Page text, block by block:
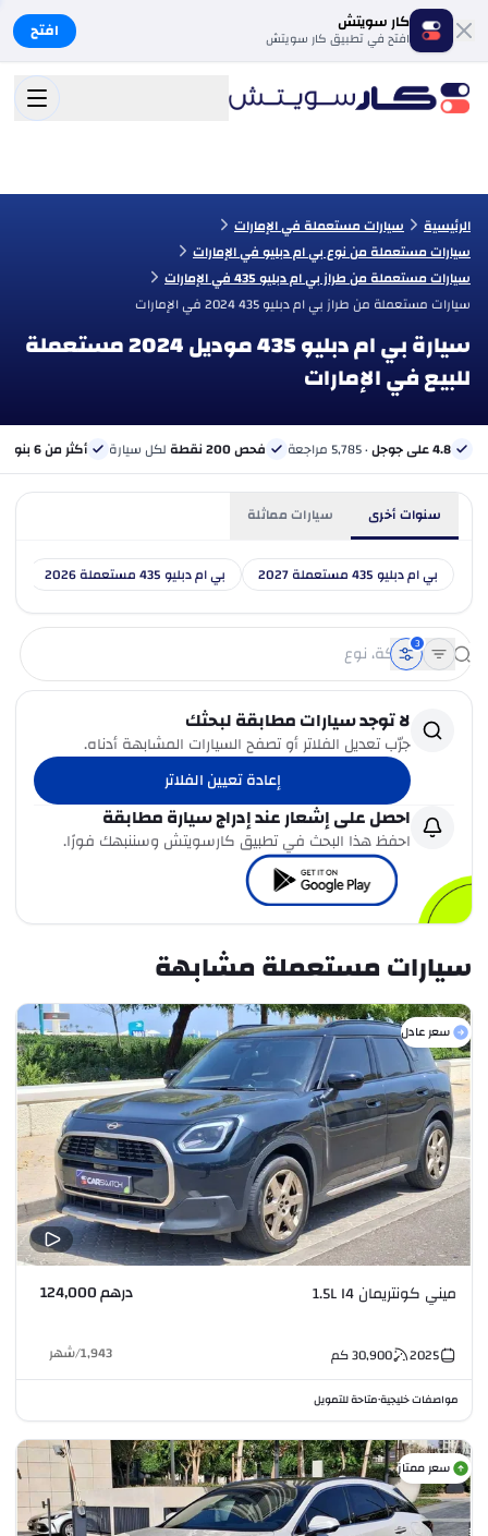
كار سويتش
افتح في تطبيق كار سويتش افتح
الرئيسية
سيارات مستعملة في الإمارات
سيارات مستعملة من نوع بي ام دبليو في الإمارات
سيارات مستعملة من طراز بي ام دبليو 435 في الإمارات
سيارات مستعملة من طراز بي ام دبليو 435 2024 في الإمارات
سيارة بي ام دبليو 435 موديل 2024 مستعملة
للبيع في الإمارات
4.8 على جوجل · 5,785 مراجعة فحص 200 نقطة لكل سيارة أكثر من 6 بنوك
سنوات أخرى سيارات مماثلة
بي ام دبليو 435 مستعملة 2027 بي ام دبليو 435 مستعملة 2026
3
لا توجد سيارات مطابقة لبحثك
جرّب تعديل الفلاتر أو تصفح السيارات المشابهة أدناه.
إعادة تعيين الفلاتر
احصل على إشعار عند إدراج سيارة مطابقة
احفظ هذا البحث في تطبيق كارسويتش وسننبهك فورًا.
سيارات مستعملة مشابهة
سعر عادل
ميني كونتريمان 1.5L I4 درهم 124,000
2025
30,900كم 1,943
/شهر
مواصفات خليجية•متاحة للتمويل
سعر ممتاز